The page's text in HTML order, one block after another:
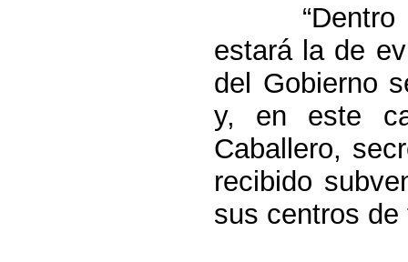
estará la de
del Gobierno
y, en este
Caballero,
recibido
sus centros de